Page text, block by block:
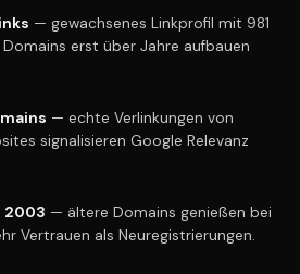
— gewachsenes Linkprofil mit 981
Domains erst über Jahre aufbauen
— echte Verlinkungen von
signalisieren Google Relevanz
2003 — ältere Domains genießen bei
Vertrauen als Neuregistrierungen.